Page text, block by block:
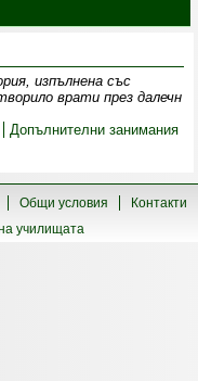
изпълнена със
врати през далечн
Допълнителни занимания
Общи условия
Контакти
училищата